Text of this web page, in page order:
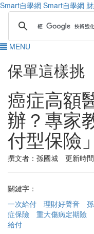
Smart自學網 Smart自學網
MENU
保單這樣挑
癌症高額
辦？專家
付型保險
撰文者：孫國城 更新時
關鍵字：
一次給付
理財好聲音
症保險
重大傷病定期險
給付